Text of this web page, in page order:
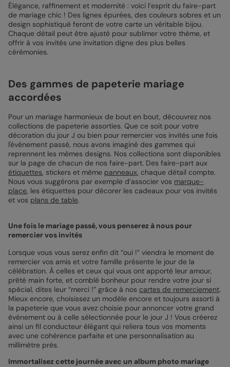
Élégance, raffinement et modernité : voici l’esprit du faire-part
de mariage chic ! Des lignes épurées, des couleurs sobres et un
design sophistiqué feront de votre carte un véritable bijou.
Chaque détail peut être ajusté pour sublimer votre thème, et
offrir à vos invités une invitation digne des plus belles
cérémonies.
Des gammes de papeterie mariage
accordées
Pour un mariage harmonieux de bout en bout, découvrez nos
collections de papeterie assorties. Que ce soit pour votre
décoration du jour J ou bien pour remercier vos invités une fois
l'événement passé, nous avons imaginé des gammes qui
reprennent les mêmes designs. Nos collections sont disponibles
sur la page de chacun de nos faire-part. Des faire-part aux
étiquettes, stickers et même panneaux, chaque détail compte.
Nous vous suggérons par exemple d’associer vos marque-
place, les étiquettes pour décorer les cadeaux pour vos invités
et vos plans de table.
Une fois le mariage passé, vous penserez à nous pour
remercier vos invités
Lorsque vous vous serez enfin dit “oui !” viendra le moment de
remercier vos amis et votre famille présente le jour de la
célébration. À celles et ceux qui vous ont apporté leur amour,
prêté main forte, et comblé bonheur pour rendre votre jour si
spécial, dites leur “merci !” grâce à nos cartes de remerciement.
Mieux encore, choisissez un modèle encore et toujours assorti à
la papeterie que vous avez choisie pour annoncer votre grand
événement ou à celle sélectionnée pour le jour J ! Vous créerez
ainsi un fil conducteur élégant qui reliera tous vos moments
avec une cohérence parfaite et une personnalisation au
millimètre près.
Immortalisez cette journée avec un album photo mariage